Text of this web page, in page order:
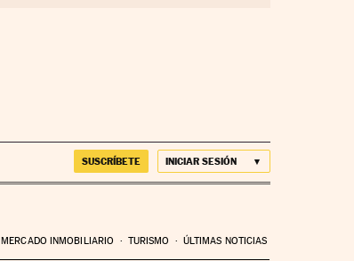
SUSCRÍBETE INICIAR SESIÓN
MERCADO INMOBILIARIO TURISMO ÚLTIMAS NOTICIAS